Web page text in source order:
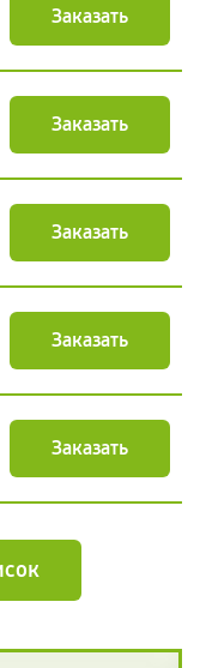
Заказать
Заказать
Заказать
Заказать
Заказать